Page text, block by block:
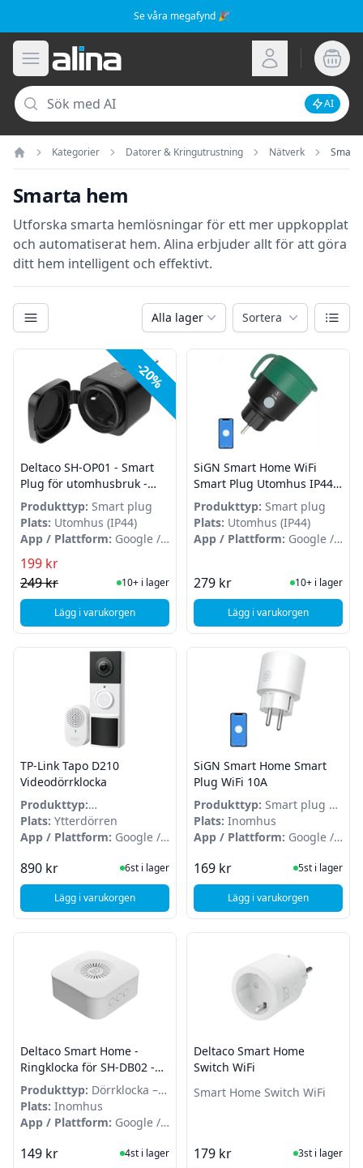
Se våra megafynd 🎉
Öppna meny
Alina.se Logga in
Sök
AI
Hem
Kategorier Datorer & Kringutrustning Nätverk
Smarta hem
Utforska smarta hemlösningar för ett mer uppkopplat
och automatiserat hem. Alina erbjuder allt för att göra
ditt hem intelligent och effektivt.
Kategorier Alla lager Sortera Växla
Filter
Produkter
-20%
Deltaco SH-OP01 - Smart
Plug för utomhusbruk -
IP44 - Svart
Produkttyp: Smart plug
Plats: Utomhus (IP44)
App / Plattform: Google /
Amazon
199 kr
249 kr
I Lager
10+ i lager
Lägg i varukorgen, Deltaco SH-OP01 - Smart Plug för utomhusbruk - IP44 -
SiGN Smart Home WiFi
Smart Plug Utomhus IP44
16A
Produkttyp: Smart plug
Plats: Utomhus (IP44)
App / Plattform: Google /
279 kr I Lager
10+ i lager
Lägg i varukorgen, SiGN Smart Home
TP-Link Tapo D210
Videodörrklocka
Produkttyp:
Videodörrklocka
Plats: Ytterdörren
App / Plattform: Google /
890 kr I Lager
6st i lager
Lägg i varukorgen, TP-Link Tapo D210 Videodörrklocka
SiGN Smart Home Smart
Plug WiFi 10A
Produkttyp: Smart plug –
inomhus
Plats: Inomhus
App / Plattform: Google /
169 kr I Lager
5st i lager
Lägg i varukorgen, SiGN Smart Home
Deltaco Smart Home -
Ringklocka för SH-DB02 -
Vit
Produkttyp: Dörrklocka –
tillbehör
Plats: Inomhus
App / Plattform: Google /
149 kr I Lager
4st i lager
Deltaco Smart Home
Switch WiFi
Smart Home Switch WiFi
179 kr I Lager
3st i lager